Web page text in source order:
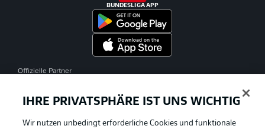
BUNDESLIGA APP
Offizielle Partner
IHRE PRIVATSPHÄRE IST UNS WICHTIG
Wir nutzen unbedingt erforderliche Cookies und funktionale